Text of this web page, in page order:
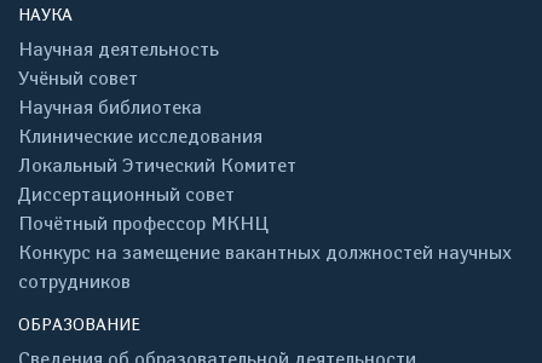
НАУКА
Научная деятельность
Учёный совет
Научная библиотека
Клинические исследования
Локальный Этический Комитет
Диссертационный совет
Почётный профессор МКНЦ
Конкурс на замещение вакантных должностей научных
сотрудников
ОБРАЗОВАНИЕ